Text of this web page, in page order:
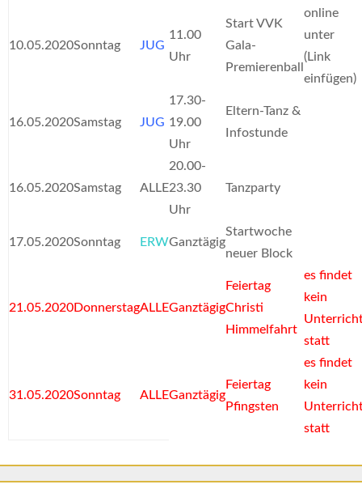
10.05.2020Sonntag JUG
11.00
Uhr
Start VVK
Gala-
Premierenball
online
unter
(Link
einfügen)
16.05.2020Samstag JUG
17.30-
19.00
Uhr
Eltern-Tanz &
Infostunde
16.05.2020Samstag ALLE
20.00-
23.30
Uhr
Tanzparty
17.05.2020Sonntag ERWGanztägig
Startwoche
neuer Block
21.05.2020DonnerstagALLEGanztägig
Feiertag
Christi
Himmelfahrt
es findet
kein
statt
31.05.2020Sonntag ALLEGanztägig
Feiertag
Pfingsten
es findet
kein
statt